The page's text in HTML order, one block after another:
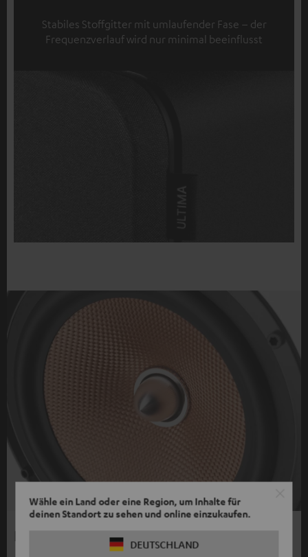
Wähle ein Land oder eine Region, um Inhalte für
deinen Standort zu sehen und online einzukaufen.
DEUTSCHLAND
Stabiles Stoffgitter mit umlaufender Fase – der
Frequenzverlauf wird nur minimal beeinflusst